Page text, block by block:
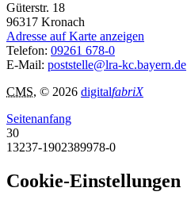
Güterstr. 18
96317 Kronach
Adresse auf Karte anzeigen
Telefon: 09261 678-0
E-Mail: poststelle@lra-kc.bayern.de
CMS, © 2026 digitalfabriX
Seitenanfang
30
13237-1902389978-0
Cookie-Einstellungen